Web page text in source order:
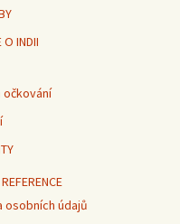
O INDII
očkování
osobních údajů